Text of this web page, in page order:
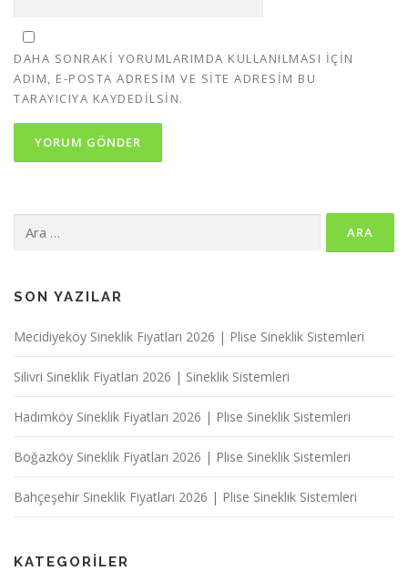
DAHA SONRAKI YORUMLARIMDA KULLANILMASI IÇIN
ADIM, E-POSTA ADRESIM VE SITE ADRESIM BU
TARAYICIYA KAYDEDILSIN.
SON YAZILAR
Mecidiyeköy Sineklik Fiyatları 2026 | Plise Sineklik Sistemleri
Silivri Sineklik Fiyatları 2026 | Sineklik Sistemleri
Hadımköy Sineklik Fiyatları 2026 | Plise Sineklik Sistemleri
Boğazköy Sineklik Fiyatları 2026 | Plise Sineklik Sistemleri
Bahçeşehir Sineklik Fiyatları 2026 | Plise Sineklik Sistemleri
KATEGORILER